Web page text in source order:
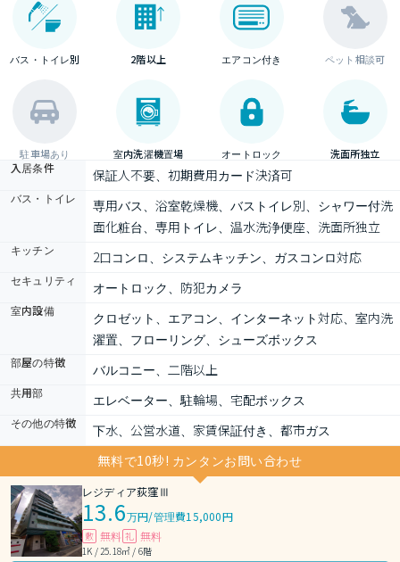
バス・トイレ別 2階以上 エアコン付き ペット相談可
駐車場あり 室内洗濯機置場 オートロック 洗面所独立
入居条件 保証人不要、初期費用カード決済可
バス・トイレ
専用バス、浴室乾燥機、バストイレ別、シャワー付洗
面化粧台、専用トイレ、温水洗浄便座、洗面所独立
キッチン 2口コンロ、システムキッチン、ガスコンロ対応
セキュリティ オートロック、防犯カメラ
室内設備
クロゼット、エアコン、インターネット対応、室内洗
濯置、フローリング、シューズボックス
部屋の特徴 バルコニー、二階以上
共用部 エレベーター、駐輪場、宅配ボックス
その他の特徴
下水、公営水道、家賃保証付き、都市ガス
無料で10秒! カンタンお問い合わせ
レジディア荻窪Ⅲ
13.6万円/管理費15,000円
敷 無料 礼 無料
1K / 25.18㎡ / 6階